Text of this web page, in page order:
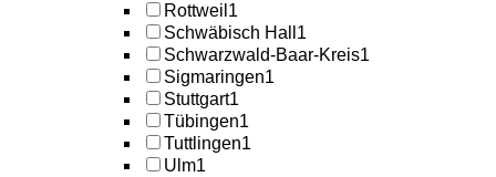
Rottweil 1
Schwäbisch Hall 1
Schwarzwald-Baar-Kreis1
Sigmaringen1
Stuttgart1
Tübingen1
Tuttlingen1
Ulm1